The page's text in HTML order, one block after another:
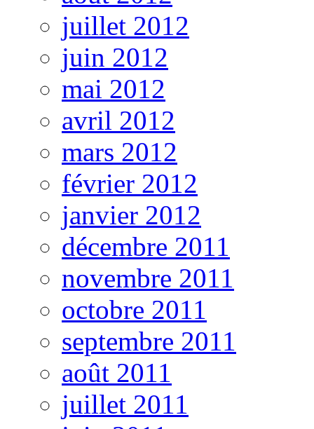
juillet 2012
juin 2012
mai 2012
avril 2012
mars 2012
février 2012
janvier 2012
décembre 2011
novembre 2011
octobre 2011
septembre 2011
août 2011
juillet 2011